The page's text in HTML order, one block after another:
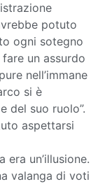
potuto
ogni sotegno
un assurdo
nell’immane
si è
del suo ruolo”.
aspettarsi
era un’illusione.
valanga di voti